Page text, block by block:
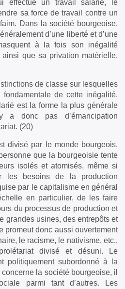
effectue un travail salarié, le
sa force de travail contre un
Dans la société bourgeoise,
d’une liberté et d’une
à la fois son inégalité
que sa privation matérielle.
de classe sur lesquelles
de cette inégalité.
est la forme la plus générale
a donc pas d’émancipation
(20)
divisé par le monde bourgeois.
que la bourgeoisie tente
isolés et atomisés, même si
les besoins de la production
par le capitalisme en général
en particulier, de les faire
du processus de production et
grandes usines, des entrepôts et
promeut donc aussi ouvertement
le racisme, le nativisme, etc.,
divisé et désuni. Le
politiquement subordonné à la
la société bourgeoise, il
parmi tant d’autres. Les